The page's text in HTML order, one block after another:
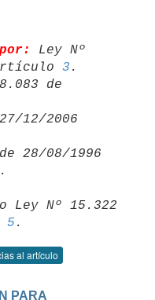
Ley Nº
3
de
12/2006
Ley Nº 15.322
5
al artículo
PARA